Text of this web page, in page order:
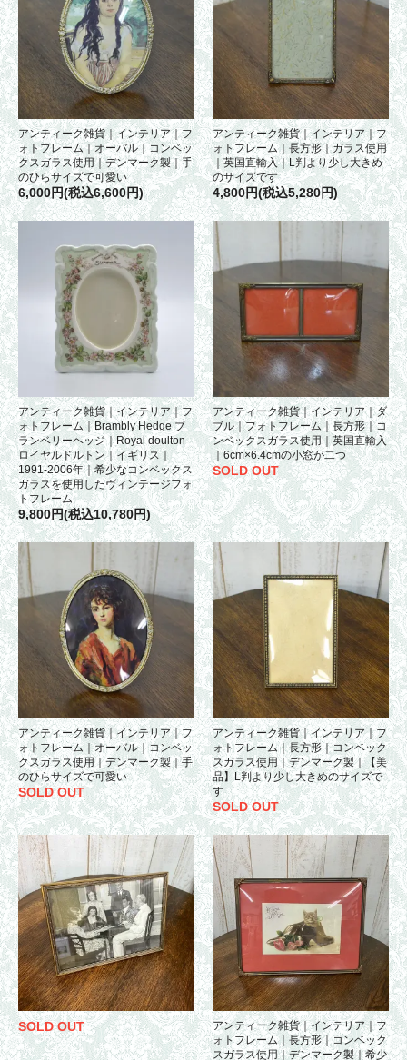
アンティーク雑貨｜インテリア｜フ
ォトフレーム｜オーバル｜コンベッ
クスガラス使用｜デンマーク製｜手
のひらサイズで可愛い
6,000円(税込6,600円)
アンティーク雑貨｜インテリア｜フ
ォトフレーム｜長方形｜ガラス使用
｜英国直輸入｜L判より少し大きめ
のサイズです
4,800円(税込5,280円)
アンティーク雑貨｜インテリア｜フ
ォトフレーム｜Brambly Hedge ブ
ランベリーヘッジ｜Royal doulton
ロイヤルドルトン｜イギリス｜
1991-2006年｜希少なコンベックス
ガラスを使用したヴィンテージフォ
トフレーム
9,800円(税込10,780円)
アンティーク雑貨｜インテリア｜ダ
ブル｜フォトフレーム｜長方形｜コ
ンベックスガラス使用｜英国直輸入
｜6cm×6.4cmの小窓が二つ
SOLD OUT
アンティーク雑貨｜インテリア｜フ
ォトフレーム｜オーバル｜コンベッ
クスガラス使用｜デンマーク製｜手
のひらサイズで可愛い
SOLD OUT
アンティーク雑貨｜インテリア｜フ
ォトフレーム｜長方形｜コンベック
スガラス使用｜デンマーク製｜【美
品】L判より少し大きめのサイズで
す
SOLD OUT
SOLD OUT
アンティーク雑貨｜インテリア｜フ
ォトフレーム｜長方形｜コンベック
スガラス使用｜デンマーク製｜希少